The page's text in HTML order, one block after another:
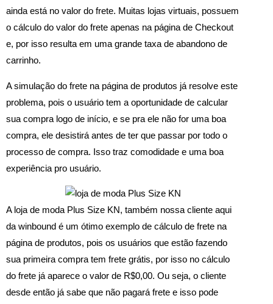
ainda está no valor do frete. Muitas lojas virtuais, possuem
o cálculo do valor do frete apenas na página de Checkout
e, por isso resulta em uma grande taxa de abandono de
carrinho.
A simulação do frete na página de produtos já resolve este
problema, pois o usuário tem a oportunidade de calcular
sua compra logo de início, e se pra ele não for uma boa
compra, ele desistirá antes de ter que passar por todo o
processo de compra. Isso traz comodidade e uma boa
experiência pro usuário.
A loja de moda Plus Size KN, também nossa cliente aqui
da winbound é um ótimo exemplo de cálculo de frete na
página de produtos, pois os usuários que estão fazendo
sua primeira compra tem frete grátis, por isso no cálculo
do frete já aparece o valor de R$0,00. Ou seja, o cliente
desde então já sabe que não pagará frete e isso pode